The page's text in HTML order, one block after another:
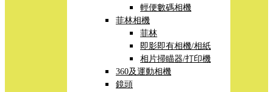
輕便數碼相機
菲林相機
菲林
即影即有相機/相紙
相片掃瞄器/打印機
360及運動相機
鏡頭